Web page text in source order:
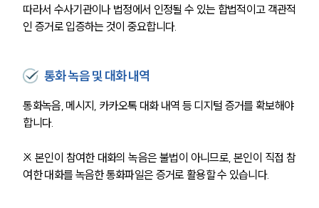
따라서 수사기관이나 법정에서 인정될 수 있는 합법적이고 객관적
인 증거로 입증하는 것이 중요합니다.
통화 녹음 및 대화 내역
통화녹음, 메시지, 카카오톡 대화 내역 등 디지털 증거를 확보해야
합니다.
※ 본인이 참여한 대화의 녹음은 불법이 아니므로, 본인이 직접 참
여한 대화를 녹음한 통화파일은 증거로 활용할 수 있습니다.